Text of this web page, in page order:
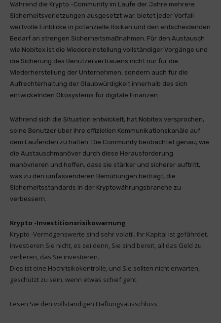
Während die Krypto -Community im Laufe der Jahre mehrere
Sicherheitsverletzungen ausgesetzt war, bietet jeder Vorfall
wertvolle Einblicke in potenzielle Risiken und den entscheidenden
Bedarf an strengen Sicherheitsmaßnahmen. Für den Austausch
wie Nobitex ist die Wiedereinstellung vollständiger Vorgänge und
die Sicherung des Benutzervertrauens nicht nur für die
Wiederherstellung der Unternehmen, sondern auch für die
Aufrechterhaltung der Glaubwürdigkeit innerhalb des sich
entwickelnden Ökosystems für digitale Finanzen.
Während sich die Situation entwickelt, hat Nobitex versprochen,
seine Benutzer über ihre offiziellen Kommunikationskanäle auf
dem Laufenden zu halten. Die Community beobachtet genau, wie
die Austauschmanöver durch diese Herausforderung
manövrieren und hoffen, dass sie stärker und sicherer auftritt,
was zu den umfassenderen Bemühungen beiträgt, die
Sicherheitsstandards in der Kryptowährungsbranche zu
verbessern.
Krypto -Investitionsrisikowarnung
Krypto -Vermögenswerte sind sehr volatil. Ihr Kapital ist gefährdet.
Investieren Sie nicht, es sei denn, Sie sind bereit, all das Geld zu
verlieren, das Sie investieren.
Dies ist eine Hochrisikokontrolle, und Sie sollten nicht erwarten,
geschützt zu sein, wenn etwas schief geht.
Lesen Sie den vollständigen Haftungsausschluss